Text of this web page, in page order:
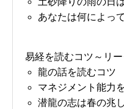
あなたは何によっ
易経を読むコツ～リ
龍の話を読むコツ
マネジメント能力
潜龍の志は春の兆し